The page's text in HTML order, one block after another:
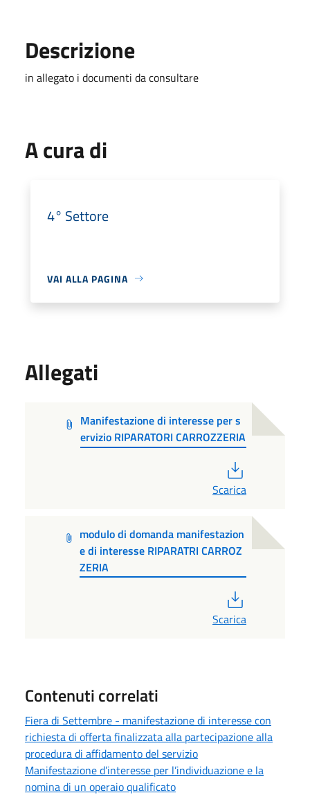
Descrizione
in allegato i documenti da consultare
A cura di
4° Settore
VAI ALLA PAGINA
Allegati
Manifestazione di interesse per s
ervizio RIPARATORI CARROZZERIA
Scarica
modulo di domanda manifestazion
e di interesse RIPARATRI CARROZ
ZERIA
Scarica
Contenuti correlati
Fiera di Settembre - manifestazione di interesse con
richiesta di offerta finalizzata alla partecipazione alla
procedura di affidamento del servizio
Manifestazione d’interesse per l’individuazione e la
nomina di un operaio qualificato